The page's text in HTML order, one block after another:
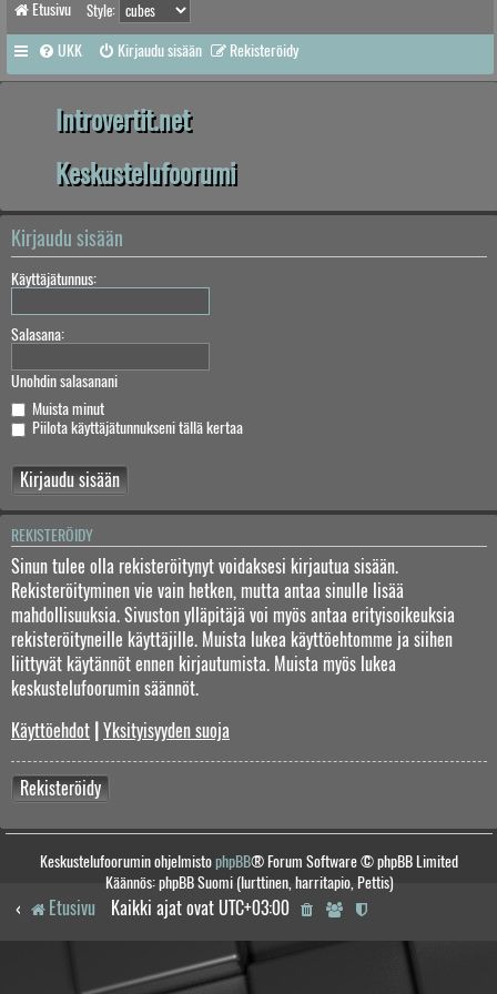
Etusivu Style:
UKK Kirjaudu sisään Rekisteröidy
Introvertit.net
Keskustelufoorumi
Kirjaudu sisään
Käyttäjätunnus:
Salasana:
Unohdin salasanani
Muista minut
Piilota käyttäjätunnukseni tällä kertaa
REKISTERÖIDY
Sinun tulee olla rekisteröitynyt voidaksesi kirjautua sisään.
Rekisteröityminen vie vain hetken, mutta antaa sinulle lisää
mahdollisuuksia. Sivuston ylläpitäjä voi myös antaa erityisoikeuksia
rekisteröityneille käyttäjille. Muista lukea käyttöehtomme ja siihen
liittyvät käytännöt ennen kirjautumista. Muista myös lukea
keskustelufoorumin säännöt.
Käyttöehdot Yksityisyyden suoja
Rekisteröidy
Keskustelufoorumin ohjelmistophpBB® Forum Software © phpBB Limited
Käännös: phpBB Suomi (lurttinen, harritapio, Pettis)
Etusivu Kaikki ajat ovat UTC+03:00